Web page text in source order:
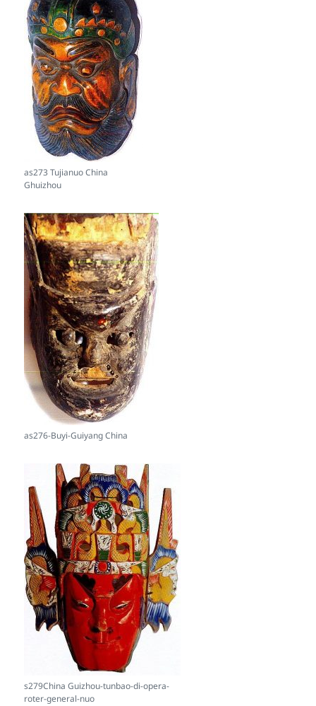
as273 Tujianuo China
Ghuizhou
as276-Buyi-Guiyang China
s279China Guizhou-tunbao-di-opera-
roter-general-nuo